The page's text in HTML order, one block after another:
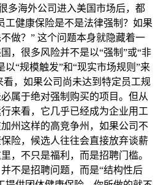
多海外公司进入美国市场后，都
工健康保险是不是法律强制？如果
做？” 这个问题本身就隐藏着一
，很多风险并不是以“强制”或“非
以“规模触发”和“现实市场规则”来
看，如果公司尚未达到特定员工规
属于绝对强制购买的项目。但从
来看，它几乎已经成为企业用工
州这样的高竞争州，如果公司不
险，候选人往往会直接放弃谈薪
，不只是福利，而是招聘门槛。
不是招聘问题，而是“结构性后